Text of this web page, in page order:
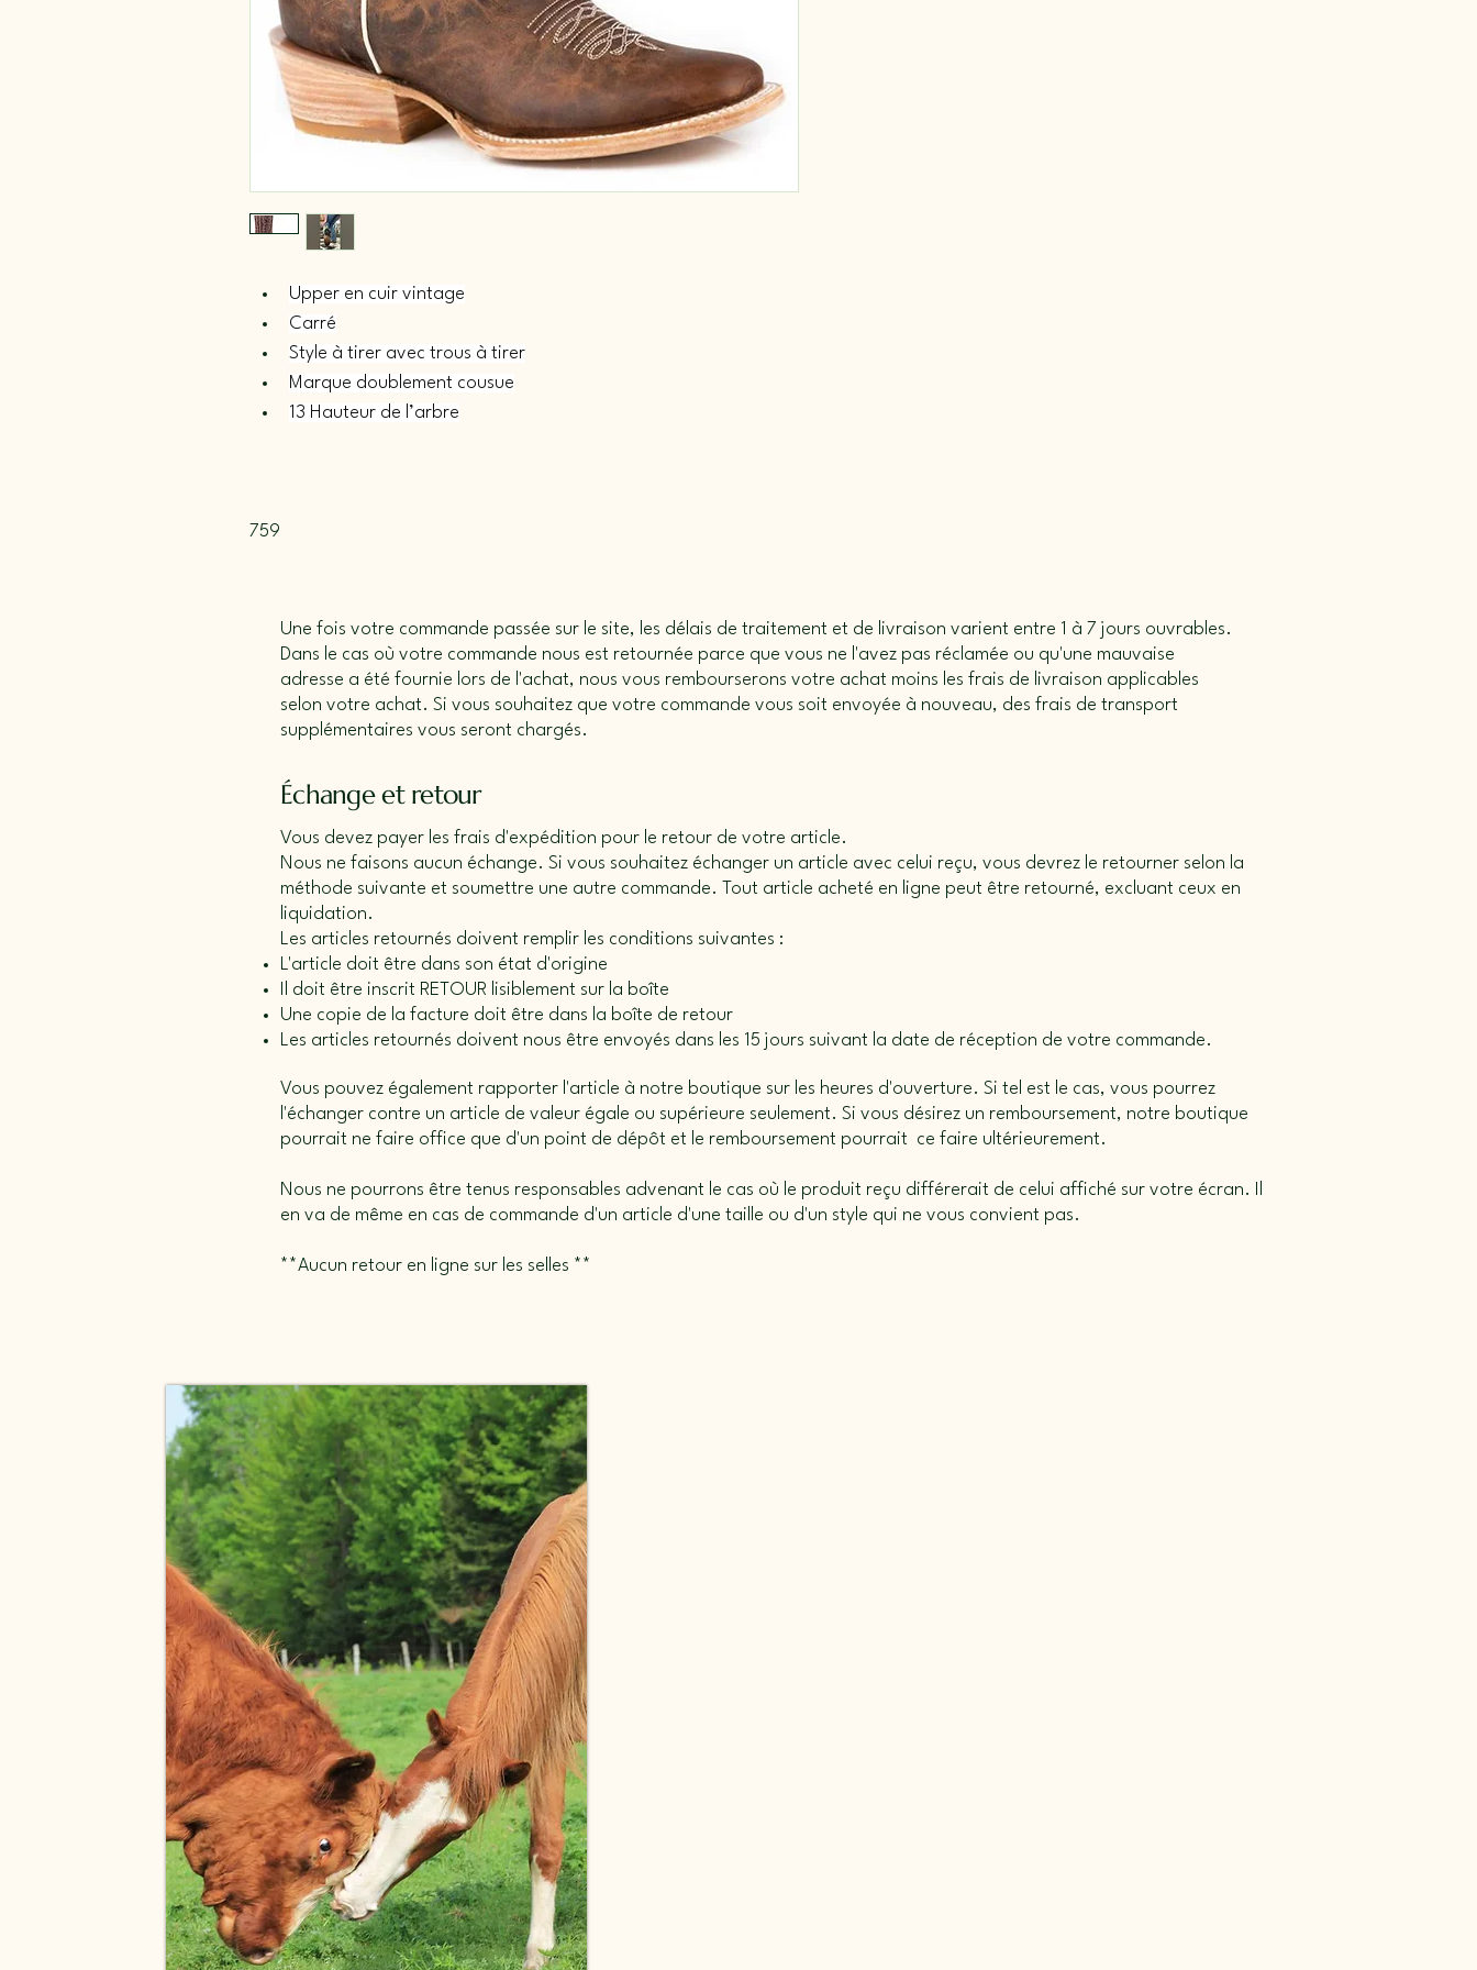
Upper en cuir vintage
Carré
Style à tirer avec trous à tirer
Marque doublement cousue
13 Hauteur de l’arbre
759
Une fois votre commande passée sur le site, les délais de traitement et de livraison varient entre 1 à 7 jours ouvrables.
Dans le cas où votre commande nous est retournée parce que vous ne l'avez pas réclamée ou qu'une mauvaise
adresse a été fournie lors de l'achat, nous vous rembourserons votre achat moins les frais de livraison applicables
selon votre achat. Si vous souhaitez que votre commande vous soit envoyée à nouveau, des frais de transport
supplémentaires vous seront chargés.
Échange et retour
Vous devez payer les frais d'expédition pour le retour de votre article.
Nous ne faisons aucun échange. Si vous souhaitez échanger un article avec celui reçu, vous devrez le retourner selon la
méthode suivante et soumettre une autre commande. Tout article acheté en ligne peut être retourné, excluant ceux en
liquidation.
Les articles retournés doivent remplir les conditions suivantes :
L'article doit être dans son état d'origine
Il doit être inscrit RETOUR lisiblement sur la boîte
Une copie de la facture doit être dans la boîte de retour
Les articles retournés doivent nous être envoyés dans les 15 jours suivant la date de réception de votre commande.
Vous pouvez également rapporter l'article à notre boutique sur les heures d'ouverture. Si tel est le cas, vous pourrez
l'échanger contre un article de valeur égale ou supérieure seulement. Si vous désirez un remboursement, notre boutique
pourrait ne faire office que d'un point de dépôt et le remboursement pourrait ce faire ultérieurement.
Nous ne pourrons être tenus responsables advenant le cas où le produit reçu différerait de celui affiché sur votre écran. Il
en va de même en cas de commande d'un article d'une taille ou d'un style qui ne vous convient pas.
**Aucun retour en ligne sur les selles **